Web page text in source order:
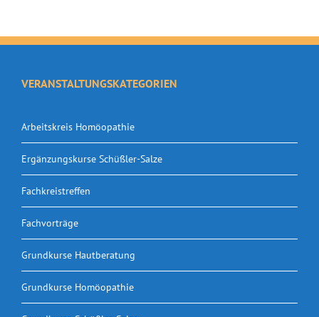
VERANSTALTUNGSKATEGORIEN
Arbeitskreis Homöopathie
Ergänzungskurse Schüßler-Salze
Fachkreistreffen
Fachvorträge
Grundkurse Hautberatung
Grundkurse Homöopathie